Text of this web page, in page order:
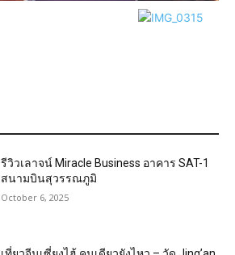
รีวิวเลาจน์ Miracle Business อาคาร SAT-1
สนามบินสุวรรณภูมิ
October 6, 2025